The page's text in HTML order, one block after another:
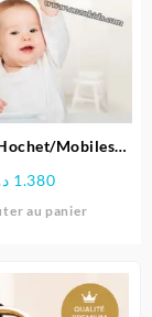
Mobiles
1.380
au panier